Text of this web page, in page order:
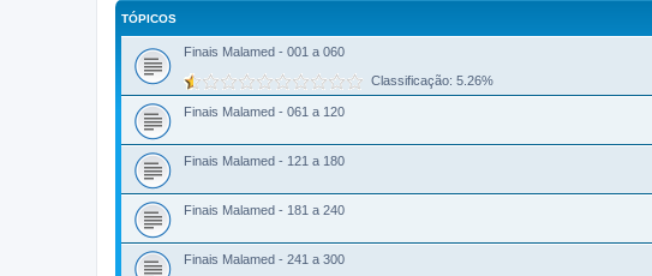
TÓPICOS
Finais Malamed - 001 a 060
Classificação: 5.26%
Finais Malamed - 061 a 120
Finais Malamed - 121 a 180
Finais Malamed - 181 a 240
Finais Malamed - 241 a 300